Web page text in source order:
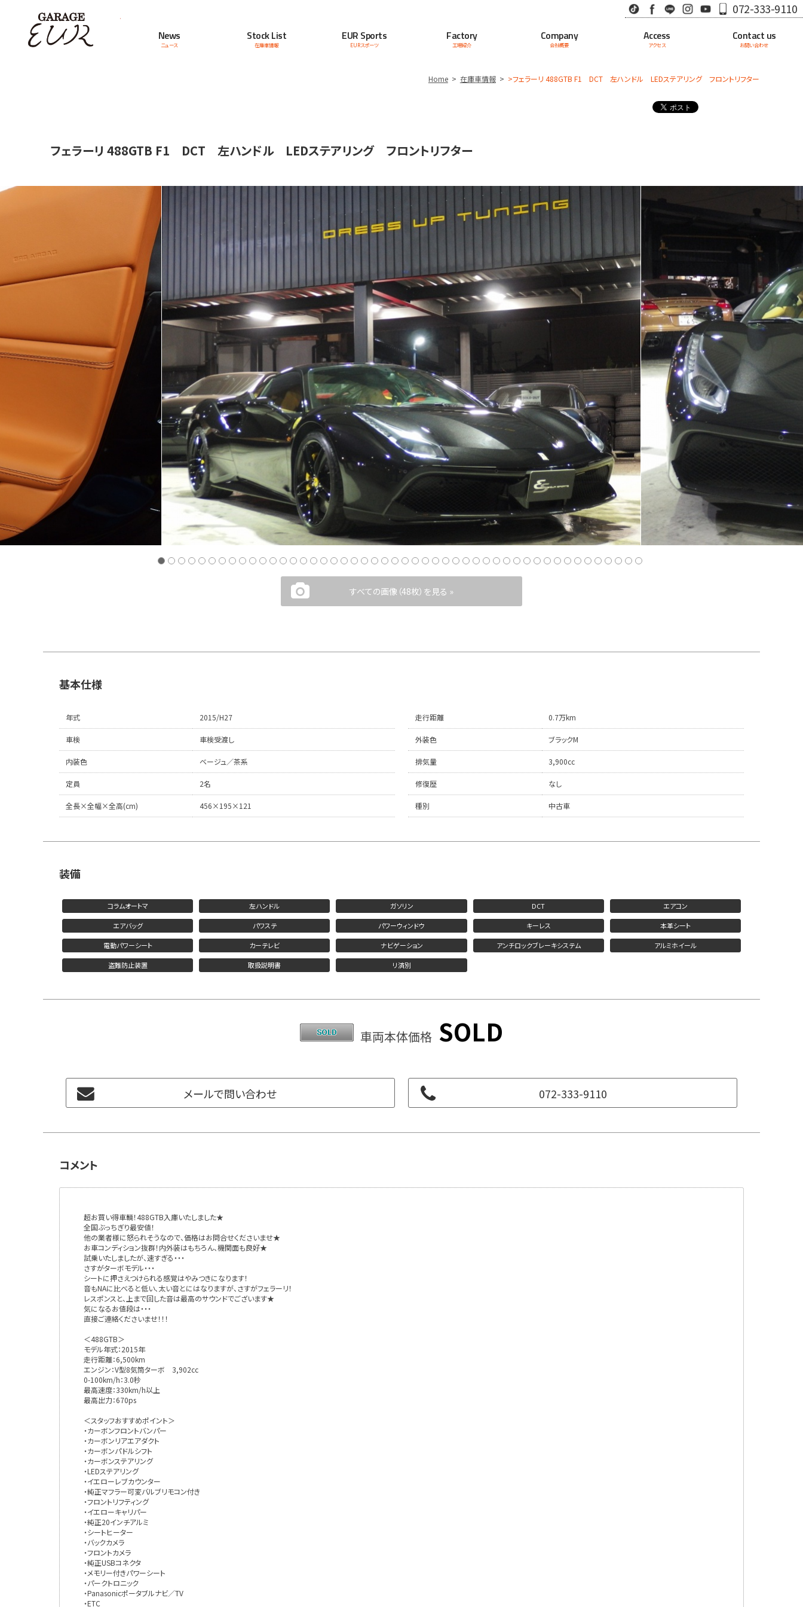
TikTok Facebook
LINE InstagramYoutube072-333-9110
News
ニュース
Stock List
在庫車情報
EUR Sports
EURスポーツ
Factory
工場紹介
Company
会社概要
Access
アクセス
Contact us
お問い合わせ
Home 在庫車情報 >フェラーリ 488GTB F1 DCT 左ハンドル LEDステアリング フロントリフター
フェラーリ 488GTB F1 DCT 左ハンドル LEDステアリング フロントリフター
すべての画像（48枚）を見る »
基本仕様
年式 2015/H27 走行距離 0.7万km
車検 車検受渡し 外装色 ブラックM
内装色 ベージュ／茶系 排気量 3,900cc
定員 2名 修復歴 なし
全長×全幅×全高(cm) 456×195×121 種別 中古車
装備
コラムオートマ 左ハンドル ガソリン DCT エアコン
エアバッグ パワステ パワーウィンドウ キーレス 本革シート
電動パワーシート カーテレビ ナビゲーション アンチロックブレーキシステム アルミホイール
盗難防止装置 取扱説明書 リ済別
車両本体価格 SOLD
メールで問い合わせ 072-333-9110
コメント
超お買い得車輌！488GTB入庫いたしました★
全国ぶっちぎり最安値！
他の業者様に怒られそうなので、価格はお問合せくださいませ★
お車コンディション抜群！内外装はもちろん、機関面も良好★
試乗いたしましたが、速すぎる・・・
さすがターボモデル・・・
シートに押さえつけられる感覚はやみつきになります！
音もNAに比べると低い、太い音とにはなりますが、さすがフェラーリ！
レスポンスと、上まで回した音は最高のサウンドでございます★
気になるお値段は・・・
直接ご連絡くださいませ！！！
＜488GTB＞
モデル年式：2015年
走行距離：6,500km
エンジン：V型8気筒ターボ 3,902cc
0-100km/h：3.0秒
最高速度：330km/h以上
最高出力：670ps
＜スタッフおすすめポイント＞
・カーボンフロントバンパー
・カーボンリアエアダクト
・カーボンパドルシフト
・カーボンステアリング
・LEDステアリング
・イエローレブカウンター
・純正マフラー可変バルブリモコン付き
・フロントリフティング
・イエローキャリパー
・純正20インチアルミ
・シートヒーター
・バックカメラ
・フロントカメラ
・純正USBコネクタ
・メモリー付きパワーシート
・パークトロニック
・Panasonicポータブルナビ／TV
・ETC